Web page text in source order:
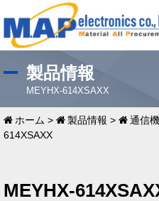
製品情報
MEYHX-614XSAXX
ホーム > 製品情報 > 通信
614XSAXX
MEYHX-